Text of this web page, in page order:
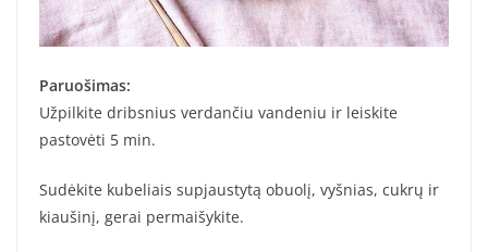
Paruošimas:
Užpilkite dribsnius verdančiu vandeniu ir leiskite
pastovėti 5 min.
Sudėkite kubeliais supjaustytą obuolį, vyšnias, cukrų ir
kiaušinį, gerai permaišykite.